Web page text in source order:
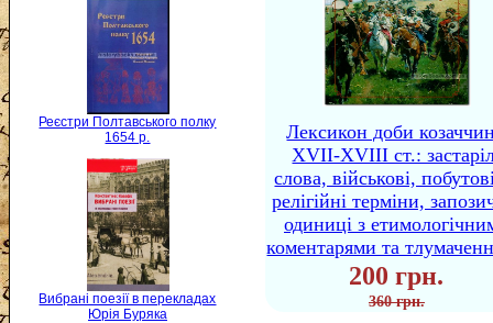
Реєстри Полтавського полку
1654 р.
Вибрані поезії в перекладах
Юрія Буряка
Лексикон доби
XVII-XVIII ст.:
слова, військові,
релігійні терміни,
одиниці з
коментарями та
200 грн.
360 грн.